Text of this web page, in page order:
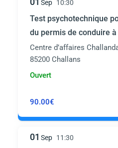
Sep 10:30
Test psychotechnique
du permis de conduire
Centre d’affaires
85200 Challans
Ouvert
90.00€
01 Sep 11:30